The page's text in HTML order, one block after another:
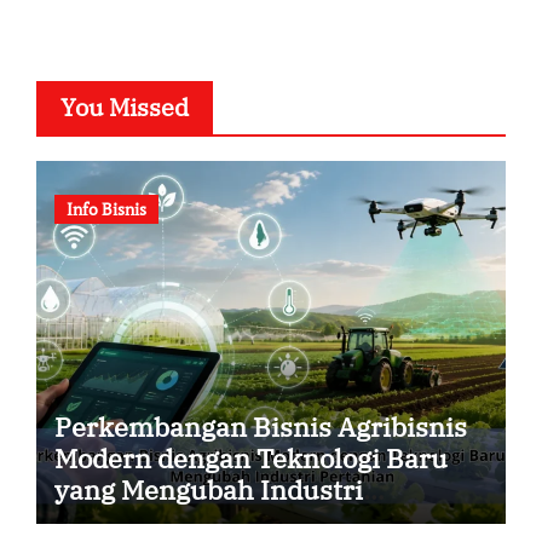
You Missed
Info Bisnis
Perkembangan Bisnis Agribisnis
Modern dengan Teknologi Baru
yang Mengubah Industri
Pertanian